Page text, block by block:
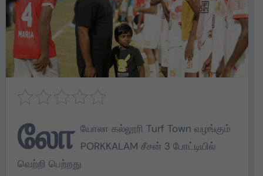
லோ யோலா கல்லூரி Turf Town வழங்கும்
PORKKALAM சீசன் 3 போட்டியில்
வெற்றி பெற்றது